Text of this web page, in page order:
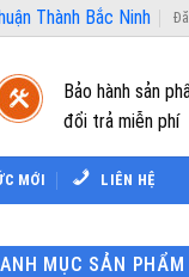
Thành Bắc Ninh
Bảo hành sản
đổi trả miễn phí
MỚI LIÊN HỆ
MỤC SẢN PHẨM